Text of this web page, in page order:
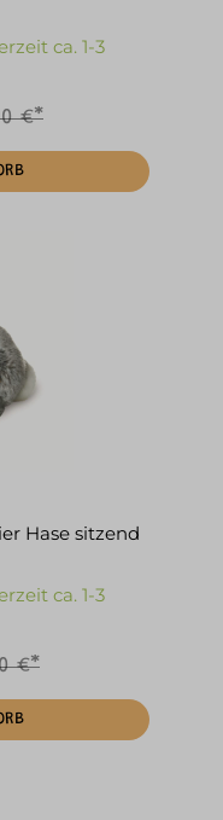
ca. 1-3
€*
Hase sitzend
ca. 1-3
€*